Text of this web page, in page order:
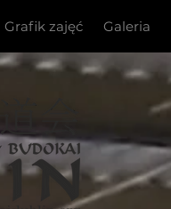
Grafik zajęć Galeria